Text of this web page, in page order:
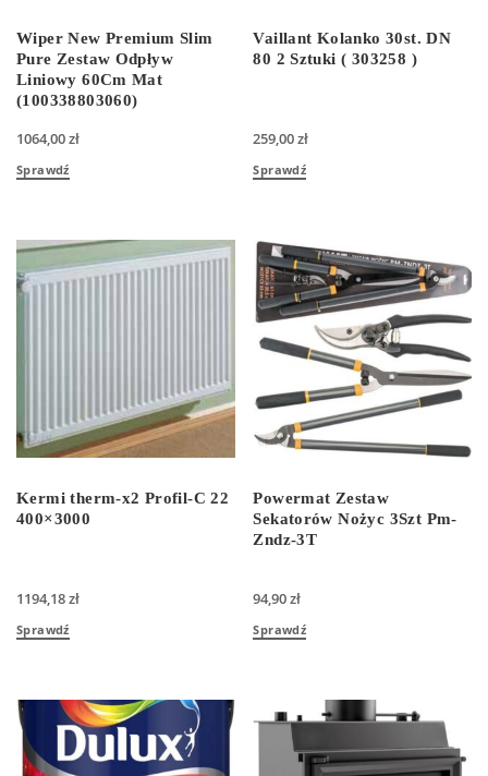
Wiper New Premium Slim
Pure Zestaw Odpływ
Liniowy 60Cm Mat
(100338803060)
1064,00zł
Sprawdź
Vaillant Kolanko 30st. DN
80 2 Sztuki ( 303258 )
259,00zł
Sprawdź
Kermi therm-x2 Profil-C 22
400×3000
1194,18zł
Sprawdź
Powermat Zestaw
Sekatorów Nożyc 3Szt Pm-
Zndz-3T
94,90zł
Sprawdź